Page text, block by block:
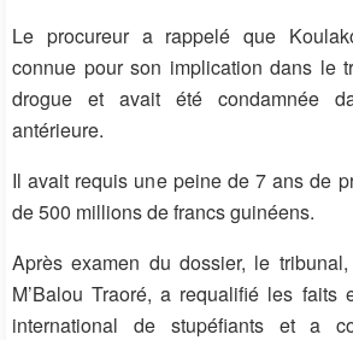
Le procureur a rappelé que
connue pour son implication dans le
drogue et avait été condamnée
antérieure.
Il avait requis une peine de 7 ans de
de 500 millions de francs guinéens.
Après examen du dossier, le
M’Balou Traoré, a requalifié les faits
international de stupéfiants et a